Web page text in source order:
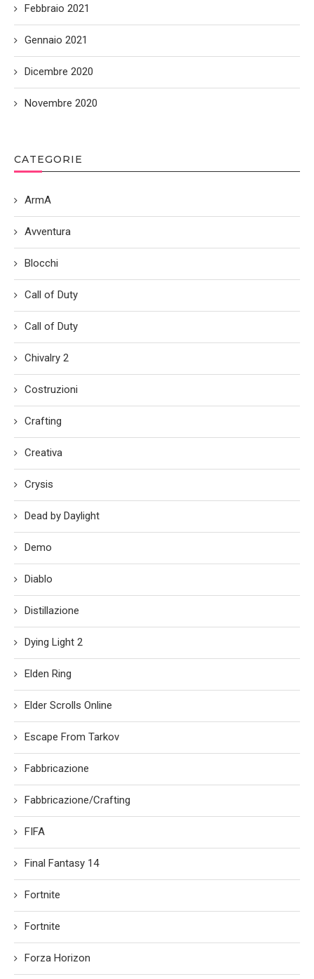
Febbraio 2021
Gennaio 2021
Dicembre 2020
Novembre 2020
CATEGORIE
ArmA
Avventura
Blocchi
Call of Duty
Call of Duty
Chivalry 2
Costruzioni
Crafting
Creativa
Crysis
Dead by Daylight
Demo
Diablo
Distillazione
Dying Light 2
Elden Ring
Elder Scrolls Online
Escape From Tarkov
Fabbricazione
Fabbricazione/Crafting
FIFA
Final Fantasy 14
Fortnite
Fortnite
Forza Horizon